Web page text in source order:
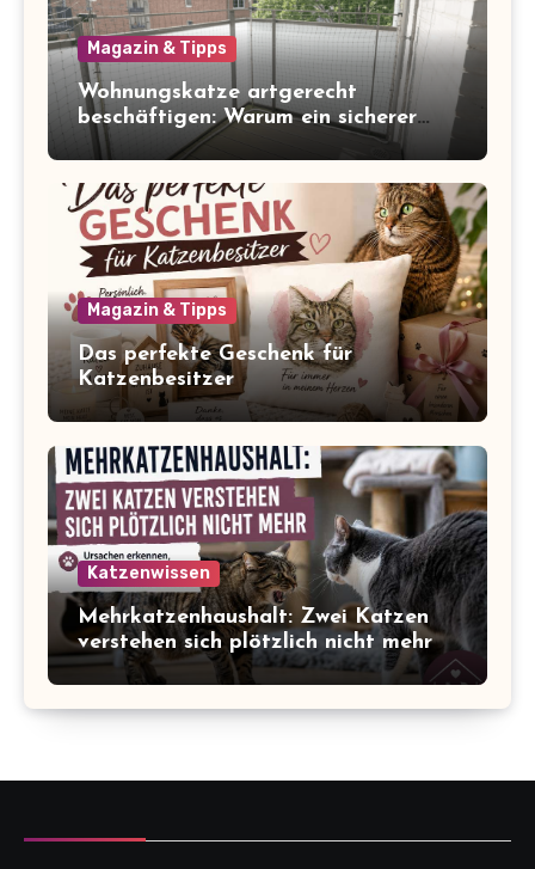
Magazin & Tipps
Wohnungskatze artgerecht
beschäftigen: Warum ein sicherer
Balkon zum Freigang dazugehört
Magazin & Tipps
Das perfekte Geschenk für
Katzenbesitzer
Katzenwissen
Mehrkatzenhaushalt: Zwei Katzen
verstehen sich plötzlich nicht mehr